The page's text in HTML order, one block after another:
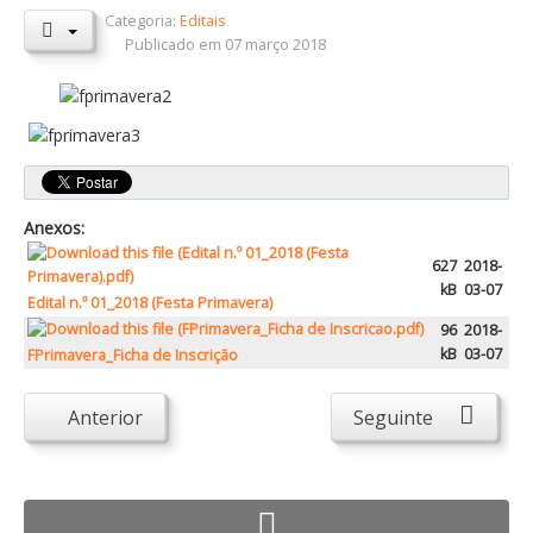
Orçamentos / PPI / PPA
Prestação de Contas
DESTAQUES
Eventos
Notícias
Sondagens
ZêzereTV
SERVIÇOS
Abastecimento de Água
Roturas e Leituras
Qualidade da Água
Categoria:Editais
Publicado em 07 março 2018
Anexos:
Edital n.º 01_2018 (Festa Primavera)
627
kB
2018-
03-07
FPrimavera_Ficha de Inscrição
96
kB
2018-
03-07
Anterior Seguinte